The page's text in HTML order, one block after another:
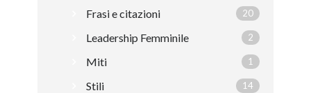
Frasi e citazioni 20
Leadership Femminile 2
Miti 1
Stili 14